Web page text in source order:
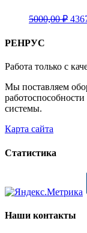
5000,00₽
РЕНРУС
Работа только с
Мы поставляем
системы.
Карта сайта
Статистика
Наши контакты